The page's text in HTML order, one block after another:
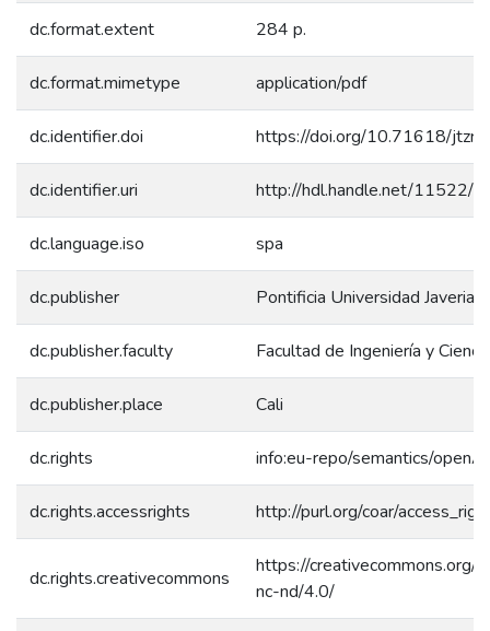
dc.format.extent 284 p.
dc.format.mimetype application/pdf
dc.identifier.doi https://doi.org/10.71618/jtzr-
dc.identifier.uri http://hdl.handle.net/11522/
dc.language.iso spa
dc.publisher Pontificia Universidad
dc.publisher.faculty Facultad de Ingeniería y
dc.publisher.place Cali
dc.rights info:eu-repo/semantics/
dc.rights.accessrights http://purl.org/coar/
dc.rights.creativecommons
https://creativecommons.org/
nc-nd/4.0/